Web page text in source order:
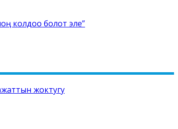
колдоо болот эле”
жоктугу